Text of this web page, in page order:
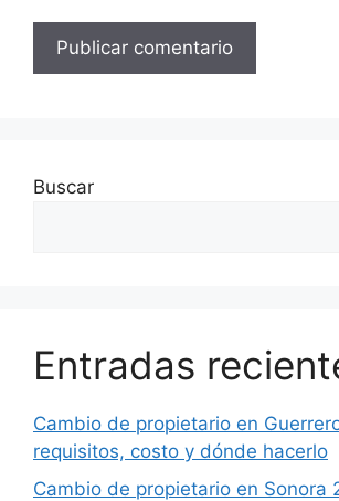
Buscar
Entradas
Cambio de propietario en
requisitos, costo y dónde hacerlo
Cambio de propietario en Sonora